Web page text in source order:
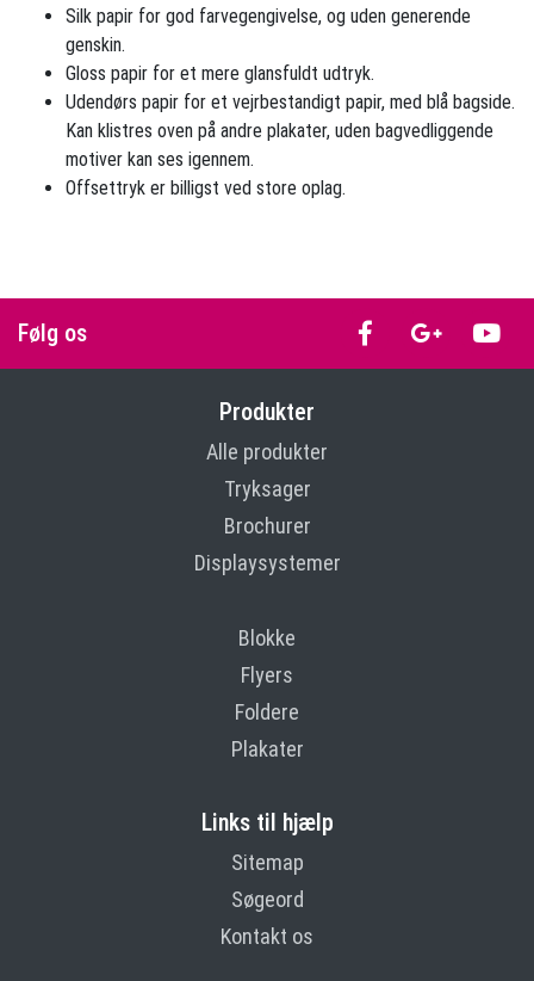
Silk papir for god farvegengivelse, og uden generende
genskin.
Gloss papir for et mere glansfuldt udtryk.
Udendørs papir for et vejrbestandigt papir, med blå bagside.
Kan klistres oven på andre plakater, uden bagvedliggende
motiver kan ses igennem.
Offsettryk er billigst ved store oplag.
Følg os
Produkter
Alle produkter
Tryksager
Brochurer
Displaysystemer
Blokke
Flyers
Foldere
Plakater
Links til hjælp
Sitemap
Søgeord
Kontakt os